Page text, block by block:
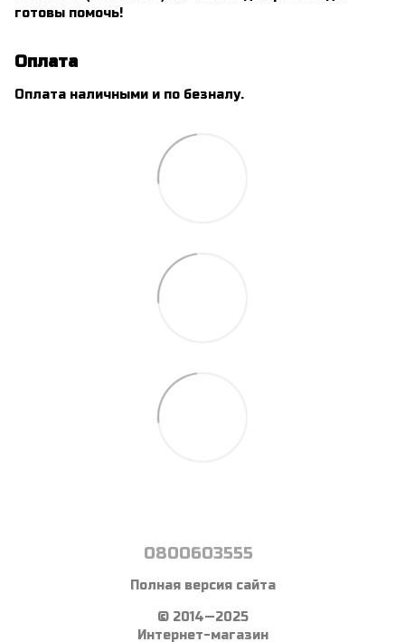
готовы помочь!
Оплата
Оплата наличными и по безналу.
0800603555
Полная версия сайта
© 2014—2025
Интернет-магазин